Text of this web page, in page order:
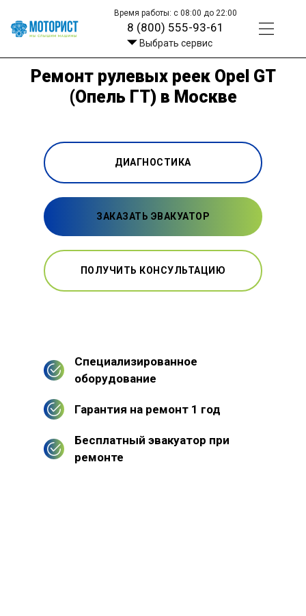
Время работы: с 08:00 до 22:00
8 (800) 555-93-61
Выбрать сервис
Ремонт рулевых реек Opel GT
(Опель ГТ) в Москве
ДИАГНОСТИКА
ЗАКАЗАТЬ ЭВАКУАТОР
ПОЛУЧИТЬ КОНСУЛЬТАЦИЮ
Специализированное
оборудование
Гарантия на ремонт 1 год
Бесплатный эвакуатор при
ремонте